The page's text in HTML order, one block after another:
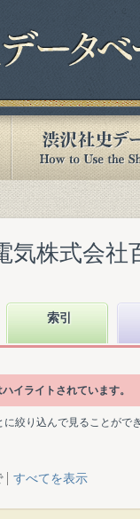
気株式会社
索引
イライトされています。
絞り込んで見ることがで
すべてを表示